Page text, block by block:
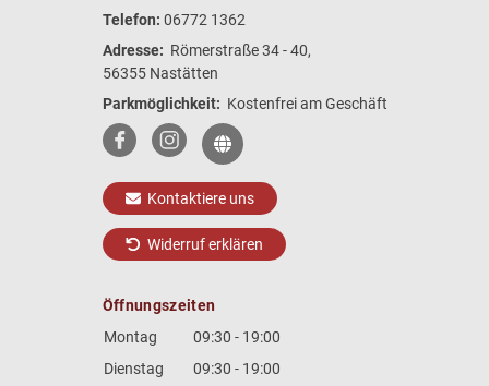
Telefon: 06772 1362
Adresse: Römerstraße 34 - 40,
56355 Nastätten
Parkmöglichkeit: Kostenfrei am Geschäft
Kontaktiere uns
Widerruf erklären
Öffnungszeiten
Montag
09:30 - 19:00
Dienstag
09:30 - 19:00